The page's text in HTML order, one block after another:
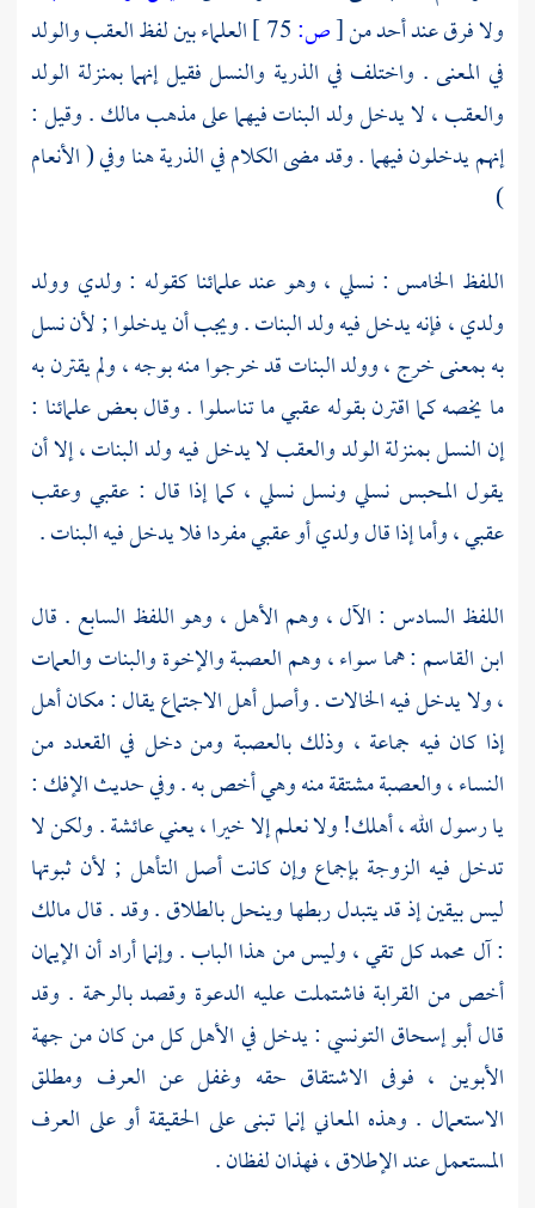
ولا فرق عند أحد من[ص:
العلماء بين لفظ العقب والولد
في المعنى . واختلف في الذرية والنسل فقيل إنهما بمنزلة الولد
والعقب ، لا يدخل ولد البنات فيهما على مذهبمالك. وقيل :
إنهم يدخلون فيهما . وقد مضى الكلام في الذرية هنا وفي ( الأنعام
)
اللفظ الخامس : نسلي ، وهو عند علمائنا كقوله : ولدي وولد
ولدي ، فإنه يدخل فيه ولد البنات . ويجب أن يدخلوا ; لأن نسل
به بمعنى خرج ، وولد البنات قد خرجوا منه بوجه ، ولم يقترن به
ما يخصه كما اقترن بقوله عقبي ما تناسلوا . وقال بعض علمائنا :
إن النسل بمنزلة الولد والعقب لا يدخل فيه ولد البنات ، إلا أن
يقول المحبس نسلي ونسل نسلي ، كما إذا قال : عقبي وعقب
عقبي ، وأما إذا قال ولدي أو عقبي مفردا فلا يدخل فيه البنات .
اللفظ السادس : الآل ، وهم الأهل ، وهو اللفظ السابع . قال
ابن القاسم : هما سواء ، وهم العصبة والإخوة والبنات والعمات
، ولا يدخل فيه الخالات . وأصل أهل الاجتماع يقال : مكان أهل
إذا كان فيه جماعة ، وذلك بالعصبة ومن دخل في القعدد من
النساء ، والعصبة مشتقة منه وهي أخص به . وفي حديث الإفك :
يا رسول الله ، أهلك! ولا نعلم إلا خيرا ، يعنيعائشة. ولكن لا
تدخل فيه الزوجة بإجماع وإن كانت أصل التأهل ; لأن ثبوتها
ليس بيقين إذ قد يتبدل ربطها وينحل بالطلاق . وقد . قالمالك
: آل محمدكل تقي ، وليس من هذا الباب . وإنما أراد أن الإيمان
أخص من القرابة فاشتملت عليه الدعوة وقصد بالرحمة . وقد
قالأبو إسحاق التونسي: يدخل في الأهل كل من كان من جهة
الأبوين ، فوفى الاشتقاق حقه وغفل عن العرف ومطلق
الاستعمال . وهذه المعاني إنما تبنى على الحقيقة أو على العرف
المستعمل عند الإطلاق ، فهذان لفظان .